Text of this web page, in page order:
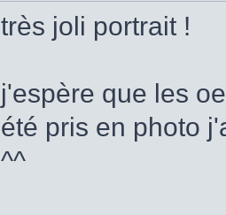
très joli portrait !
j'espère que les
été pris en photo
^^